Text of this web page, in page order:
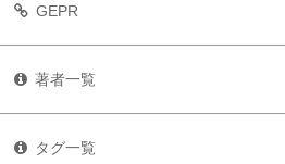
GEPR
著者一覧
タグ一覧